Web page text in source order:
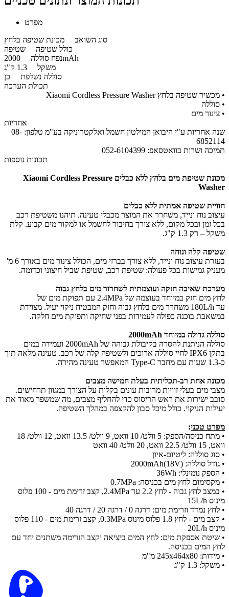
מפרט
סוג השואב מכונת שטיפה בלחץ
כולל שטיפה שטיפה
נפח סוללה2000mAh
משקל
סוללה נשלפת כן
תכולת הערכה
• מכשיר שטיפה בלחץ Xiaomi Cordless Pressure Washer
• סוללה
• צינור מים
אחריות
​שנה אחריות ע"י היבואן המילטון חשמל ואלקטרוניקה בע"מ טלפון: 08-
6852114
תמיכה ושרות בוואטסאפ: 052-6104399
תכונות נוספות
מכונת שטיפת מים בלחץ ללא כבלים Xiaomi Cordless Pressure
Washer
חוויית שטיפה אמתית ללא כבלים
עיצוב נוח ונייד, משחרר את המוצר מכבלי טעינה. תיהנו משטיפת רכב
בכל זמן ובכל מקום, ללא צורך בחיבור לחשמל או למקור מים קבוע. קלת
משקל – רק 1.3 ק"ג.
שטיפה קלה ונוחה
בעזרת עיצוב נוח ונייד, ללא צורך בברזי מים, הכולל צינור מים באורך 6 מ'
מעניק גמישות בכל פעולה: שטיפת רכב, שטיפת שביל חיצוני וכדומה.
מערכת שאיבה חזקה ועוצמתית לשחרור מים בלחץ גבוה
לחץ מים חזק במיוחד בעוצמה של 2.4MPa עם תפוקת מים של
עד 180L/h משחרר מים בלחץ גבוה וחזק המבטיח ניקוי יעיל. מצוידת
במשאבת בוכנה כפולה לעמידות בפני שחיקה ותפוקת מים חלקה.
סוללה גדולה במיוחד 2000mAh
סוללה הניתנת להסרה בקיבולת גבוהה של 2000mAh ועמידה במים
בתקן IPX6 לחיי סוללה ארוכים ולשטיפה קלה של רכב. טעינה מלאה תוך
כ-1.3 שעות עם מחבר Type-C המאפשר טעינה מהירה.
מכונה אחת רב-תכליתית בעלת חמישה מצבים
מצבי מים בעלי זוויות מרובות עונים בקלות על הצורך במגוון תרחישים.
סובב ישירות את ראש הריסוס כדי להחליף מצבים, מה שמשפר מאוד את
יעילות הניקוי. כולל מיכל סבון להקצפה במהלך השטיפה.
מפרט טכני:
• מתח כניסה/הספק: 5 וולט/ 10 וואט, 9 וולט/ 13.5 וואט, 12 וולט/ 18
וואט, 15 וולט/ 22.5 וואט, 20 וולט/ 40 וואט
• סוג סוללה: ליטיום-איון
• גודל סוללה: 2000mAh(18V)
• הספק נומינלי: 36Wh
• מקסימום לחץ מים בכניסה: 0.7MPa
• במצב לחץ גבוה - לחץ 2.2 עד 2.4MPa, קצב זרימת מים - 100 פלוס
מינוס 15L/h
• לחץ נמדד וזרימת מים: דרגה 0 / דרגה 20 / דרגה 40
• קצב מים - לחץ 1.8 פלוס מינוס 0.3MPa, קצב זרימת מים - 110 פלוס
מינוס 20L/h
• שיטת אספקת מים: לחץ המים ביציאה וקצב הזרימה משתנים יחד עם
לחץ המים בכניסה.
• מידות: 245x464x80 מ"מ​
• משקל: 1.3 ק"ג